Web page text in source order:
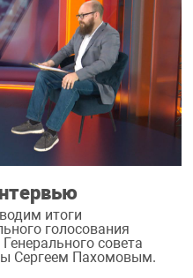
итоги
голосования
совета
Сергеем Пахомовым.